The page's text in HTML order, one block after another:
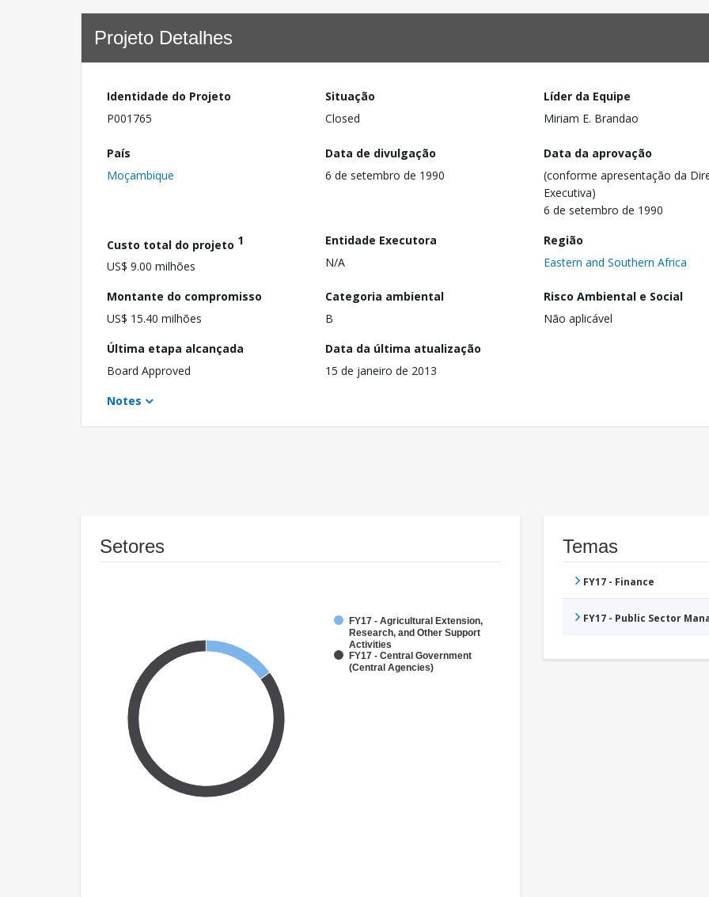
Projeto Detalhes
Identidade do Projeto
P001765
Situação
Closed
Líder da Equipe
Miriam E. Brandao
País
Moçambique
Data de divulgação
6 de setembro de 1990
Data da aprovação
(conforme apresentação da
Executiva)
6 de setembro de 1990
Custo total do projeto 1
US$ 9.00 milhões
Entidade Executora
N/A
Região
Eastern and Southern Africa
Montante do compromisso
US$ 15.40 milhões
Categoria ambiental
B
Risco Ambiental e Social
Não aplicável
Última etapa alcançada
Board Approved
Data da última atualização
15 de janeiro de 2013
Notes
Setores
FY17 - Agricultural Extension,
Research, and Other Support
Activities
FY17 - Central Government
(Central Agencies)
Temas
FY17 - Finance
FY17 - Public Sector